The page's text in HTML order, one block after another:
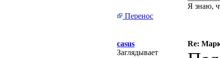
Я знаю,
Перенос
casus
Re:
Заглядывает